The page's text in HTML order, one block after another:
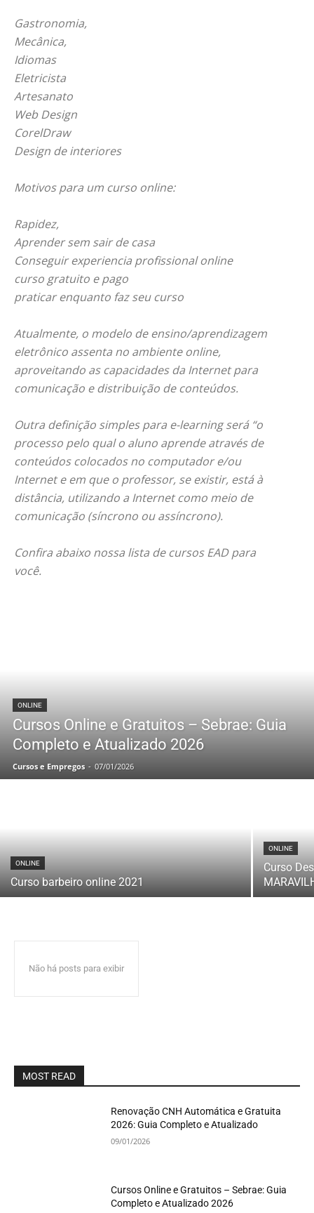
Gastronomia,
Mecânica,
Idiomas
Eletricista
Artesanato
Web Design
CorelDraw
Design de interiores
Motivos para um curso online:
Rapidez,
Aprender sem sair de casa
Conseguir experiencia profissional online
curso gratuito e pago
praticar enquanto faz seu curso
Atualmente, o modelo de ensino/aprendizagem
eletrônico assenta no ambienteonline,
aproveitando as capacidades da Internet para
comunicação e distribuição de conteúdos.
Outra definição simples para e-learningserá “o
processo pelo qual o aluno aprende através de
conteúdos colocados no computador e/ou
Internet e em que o professor, se existir, está à
distância, utilizando a Internet como meio de
comunicação (síncrono ou assíncrono).
Confira abaixo nossa lista de cursos EAD para
você.
ONLINE
Cursos Online e Gratuitos – Sebrae: Guia
Completo e Atualizado 2026
Cursos e Empregos - 07/01/2026
ONLINE
Curso barbeiro online 2021
ONLINE
Curso
Não há posts para exibir
MOST READ
Renovação CNH Automática e Gratuita
2026: Guia Completo e Atualizado
09/01/2026
Cursos Online e Gratuitos – Sebrae: Guia
Completo e Atualizado 2026